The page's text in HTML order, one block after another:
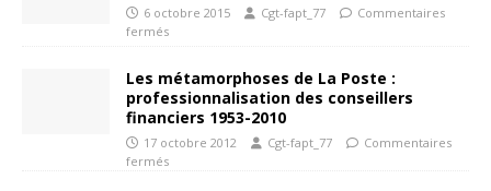
6 octobre 2015 Cgt-fapt_77
Commentaires
fermés
Les métamorphoses de La Poste :
professionnalisation des conseillers
financiers 1953-2010
17 octobre 2012 Cgt-fapt_77
Commentaires
fermés